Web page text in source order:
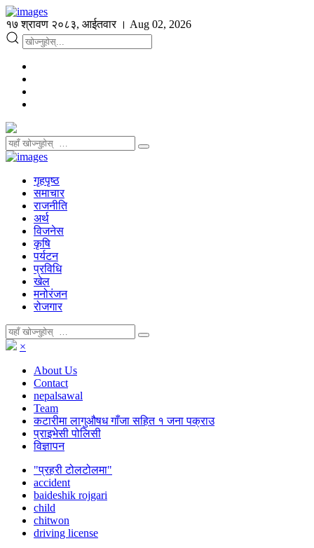
१७ श्रावण २०८३, आईतवार । Aug 02, 2026
गृहपृष्ठ
समाचार
राजनीति
अर्थ
विजनेस
कृषि
पर्यटन
प्रविधि
खेल
मनोरंजन
रोजगार
×
About Us
Contact
nepalsawal
Team
कटारीमा लागुऔषध गाँजा सहित १ जना पक्राउ
प्राइभेसी पोलिसी
विज्ञापन
"प्रहरी टोलटोलमा"
accident
baideshik rojgari
child
chitwon
driving license